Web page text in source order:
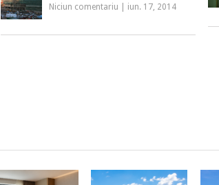
Niciun comentariu iun. 17, 2014